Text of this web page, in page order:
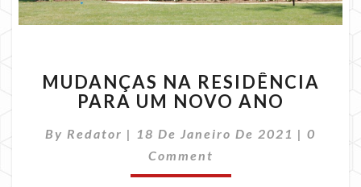
NA
RESIDÊNCIA
UM
NOVO
ANO
MUDANÇAS NA RESIDÊNCIA
PARA UM NOVO ANO
By Redator | 18 De Janeiro De 2021 | 0
Comment